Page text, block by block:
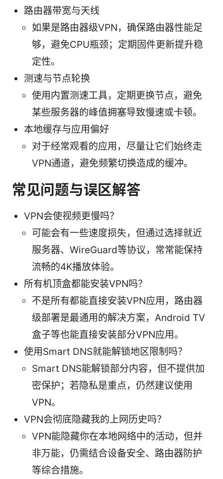
路由器带宽与天线
如果是路由器级VPN，确保路由器性能足
够，避免CPU瓶颈；定期固件更新提升稳
定性。
测速与节点轮换
使用内置测速工具，定期更换节点，避免
某些服务器的峰值拥塞导致慢速或卡顿。
本地缓存与应用偏好
对于经常观看的应用，尽量让它们始终走
VPN通道，避免频繁切换造成的缓冲。
常见问题与误区解答
VPN会使视频更慢吗？
可能会有一些速度损失，但通过选择就近
服务器、WireGuard等协议，常常能保持
流畅的4K播放体验。
所有机顶盒都能安装VPN吗？
不是所有都能直接安装VPN应用，路由器
级部署是最通用的解决方案，Android TV
盒子等也能直接安装部分VPN应用。
使用Smart DNS就能解锁地区限制吗？
Smart DNS能解锁部分内容，但不提供加
密保护；若隐私是重点，仍然建议使用
VPN。
VPN会彻底隐藏我的上网历史吗？
VPN能隐藏你在本地网络中的活动，但并
非万能，仍需结合设备安全、路由器防护
等综合措施。